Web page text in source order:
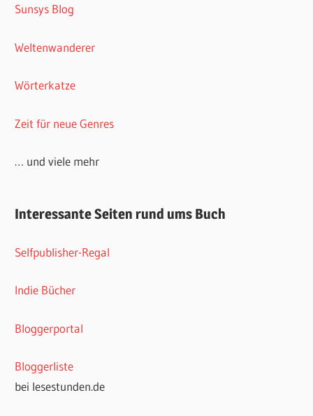
Sunsys Blog
Weltenwanderer
Wörterkatze
Zeit für neue Genres
… und viele mehr
Interessante Seiten rund ums Buch
Selfpublisher-Regal
Indie Bücher
Bloggerportal
Bloggerliste
bei lesestunden.de